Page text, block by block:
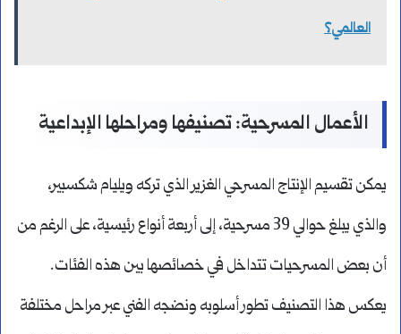
العالمي؟
الأعمال المسرحية: تصنيفها ومراحلها الإبداعية
يمكن تقسيم الإنتاج المسرحي الغزير الذي تركه ويليام شكسبير،
والذي يبلغ حوالي 39 مسرحية، إلى أربعة أنواع رئيسية، على الرغم من
أن بعض المسرحيات تتداخل في خصائصها بين هذه الفئات.
يعكس هذا التصنيف تطور أسلوبه ونضجه الفني عبر مراحل مختلفة